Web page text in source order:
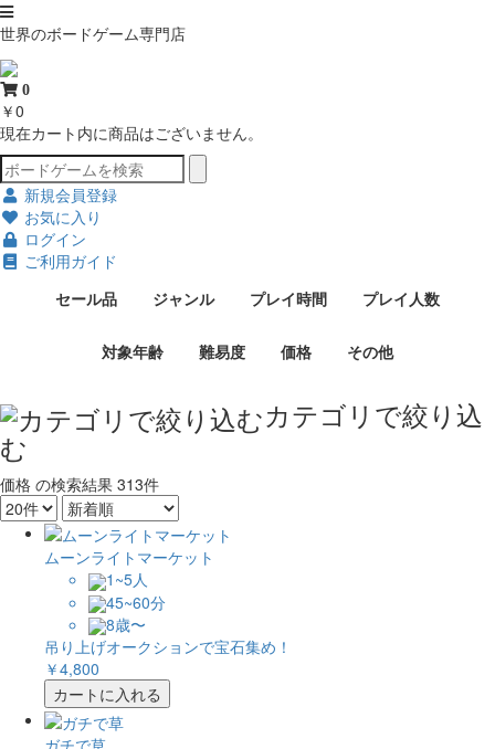
世界のボードゲーム専門店
0
￥0
現在カート内に商品はございません。
新規会員登録
お気に入り
ログイン
ご利用ガイド
セール品
ジャンル プレイ時間 プレイ人数
対象年齢 難易度 価格 その他
カテゴリで絞り込
む
価格 の検索結果 313件
ムーンライトマーケット
1~5人
45~60分
8歳〜
吊り上げオークションで宝石集め！
￥4,800
カートに入れる
ガチで草